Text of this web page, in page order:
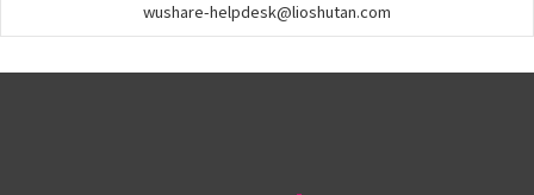
wushare-helpdesk@lioshutan.com